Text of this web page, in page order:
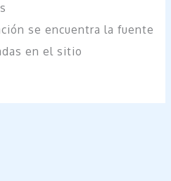
se encuentra la fuente
en el sitio